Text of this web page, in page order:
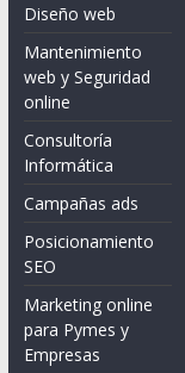
Diseño web
Mantenimiento
web y Seguridad
online
Consultoría
Informática
Campañas ads
Posicionamiento
SEO
Marketing online
para Pymes y
Empresas